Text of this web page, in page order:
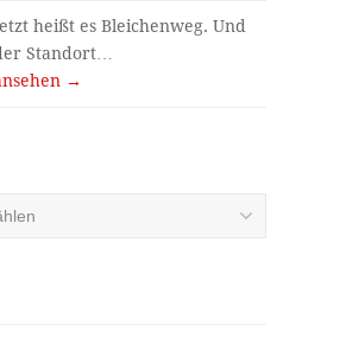
heißt es Bleichenweg. Und
Standort…
→